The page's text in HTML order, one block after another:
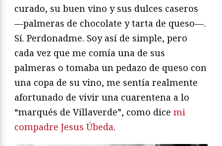
curado, su buen vino y sus dulces caseros
—palmeras de chocolate y tarta de queso—.
Sí. Perdonadme. Soy así de simple, pero
cada vez que me comía una de sus
palmeras o tomaba un pedazo de queso con
una copa de su vino, me sentía realmente
afortunado de vivir una cuarentena a lo
“marqués de Villaverde”, como dice mi
compadre Jesus Úbeda.